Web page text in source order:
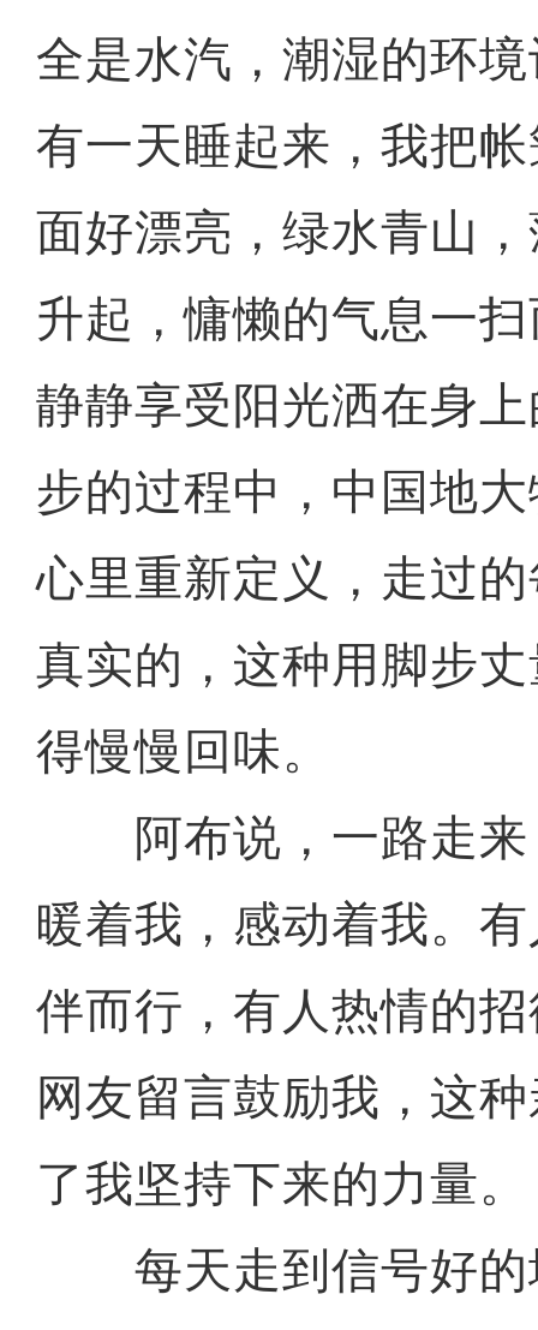
全是水汽，潮湿的环
有一天睡起来，我把
面好漂亮，绿水青山
升起，慵懒的气息一
静静享受阳光洒在身
步的过程中，中国地
心里重新定义，走过
真实的，这种用脚步
得慢慢回味。
阿布说，一路走来
暖着我，感动着我。
伴而行，有人热情的
网友留言鼓励我，这
了我坚持下来的力量。
每天走到信号好的